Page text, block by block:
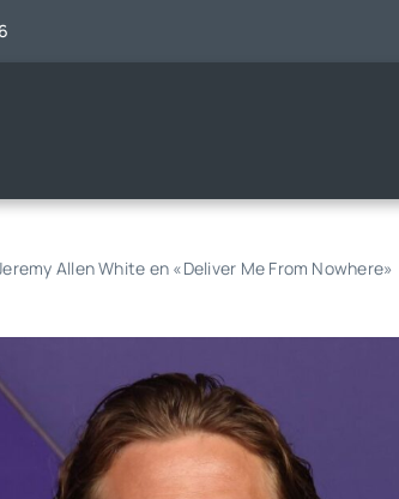
Allen White en «Deliver Me From Nowhere»